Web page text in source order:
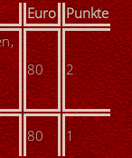
Euro Punkte
80 2
80 1